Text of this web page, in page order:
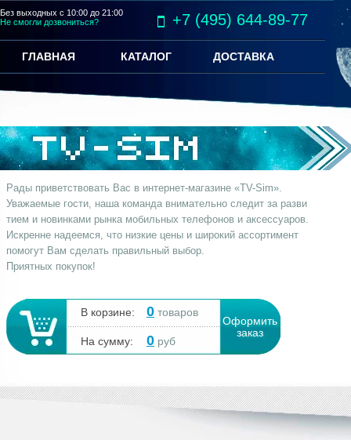
Без выходных с 10:00 до 21:00
Не смогли дозвониться?
+7 (495) 644-89-77
ГЛАВНАЯ КАТАЛОГ ДОСТАВКА
Рады приветствовать Вас в интернет-магазине «TV-Sim».
Уважаемые гости, наша команда внимательно следит за разви
тием и новинками рынка мобильных телефонов и аксессуаров.
Искренне надеемся, что низкие цены и широкий ассортимент
помогут Вам сделать правильный выбор.
Приятных покупок!
В корзине: 0 товаров
На сумму: 0 руб
Оформить
заказ